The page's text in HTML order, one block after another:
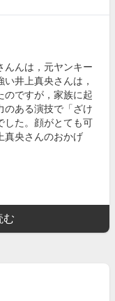
んんは，元ヤンキー
井上真央さんは，
のですが，家族に起
のある演技で「ざけ
した。顔がとても可
真央さんのおかげ
む